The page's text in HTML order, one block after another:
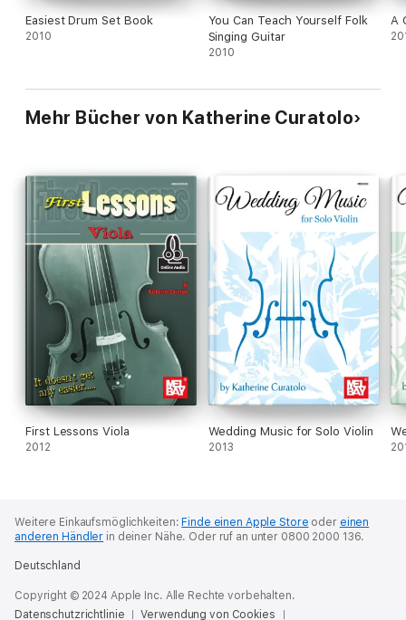
Easiest Drum Set Book
2010
You Can Teach Yourself Folk
Singing Guitar
2010
A
Mehr Bücher von Katherine Curatolo
First Lessons Viola
2012
Wedding Music for Solo Violin
2013
Weitere Einkaufsmöglichkeiten:Finde einen Apple Store oder einen
anderen Händler in deiner Nähe. Oder ruf an unter 0800 2000 136.
Deutschland
Copyright © 2024 Apple Inc. Alle Rechte vorbehalten.
Datenschutzrichtlinie
Verwendung von Cookies